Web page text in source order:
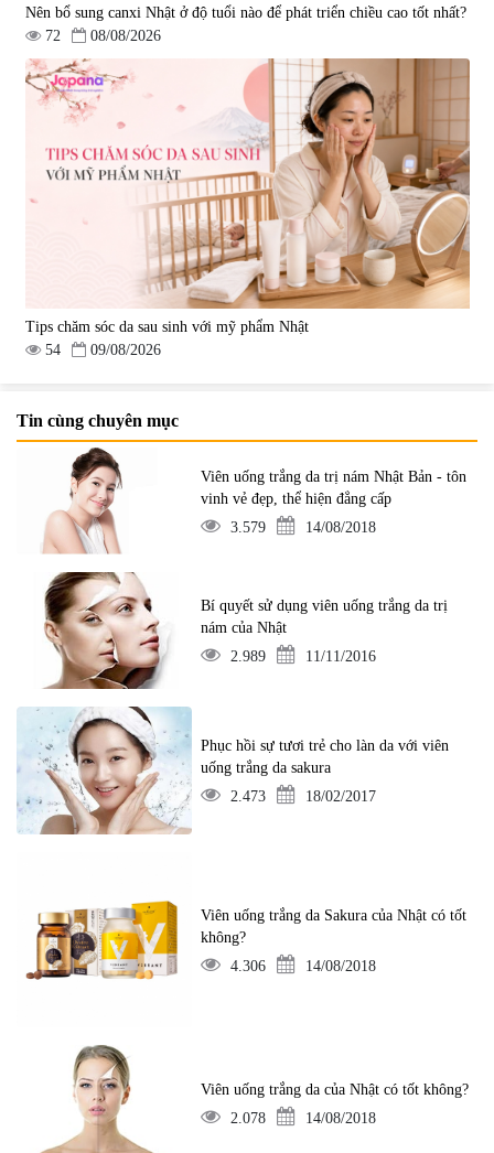
Nên bổ sung canxi Nhật ở độ tuổi nào để phát triển chiều cao tốt nhất?
72
08/08/2026
Tips chăm sóc da sau sinh với mỹ phẩm Nhật
54
09/08/2026
Tin cùng chuyên mục
Viên uống trắng da trị nám Nhật Bản - tôn
vinh vẻ đẹp, thể hiện đẳng cấp
3.579
14/08/2018
Bí quyết sử dụng viên uống trắng da trị
nám của Nhật
2.989
11/11/2016
Phục hồi sự tươi trẻ cho làn da với viên
uống trắng da sakura
2.473
18/02/2017
Viên uống trắng da Sakura của Nhật có tốt
không?
4.306
14/08/2018
Viên uống trắng da của Nhật có tốt không?
2.078
14/08/2018